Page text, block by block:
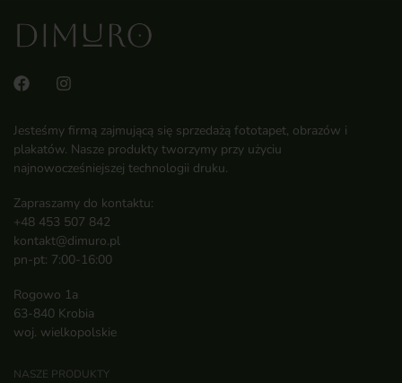
Jesteśmy firmą zajmującą się sprzedażą fototapet, obrazów i
plakatów. Nasze produkty tworzymy przy użyciu
najnowocześniejszej technologii druku.
Zapraszamy do kontaktu:
+48 453 507 842
kontakt@dimuro.pl
pn-pt: 7:00-16:00
Rogowo 1a
63-840 Krobia
woj. wielkopolskie
NASZE PRODUKTY